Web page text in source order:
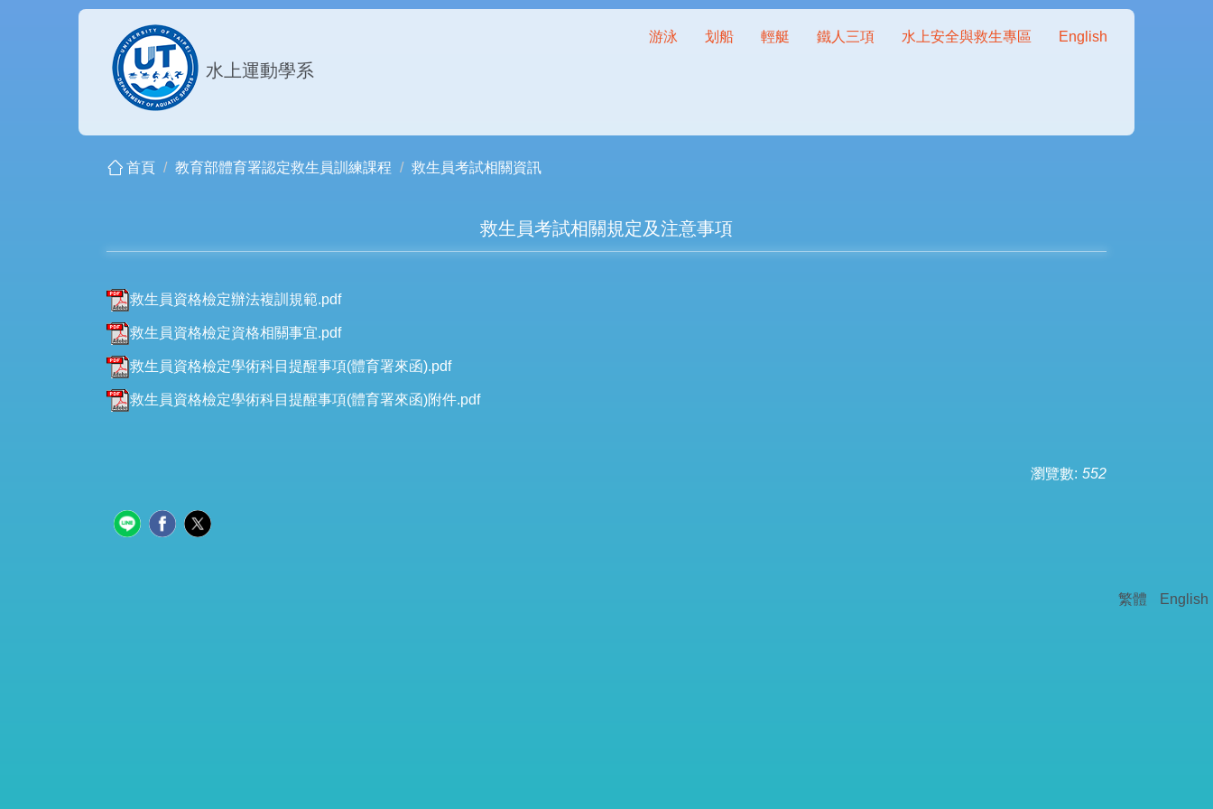
水上運動學系
游泳 划船 輕艇 鐵人三項 水上安全與救生專區 English
首頁 教育部體育署認定救生員訓練課程 救生員考試相關資訊
救生員考試相關規定及注意事項
救生員資格檢定辦法複訓規範.pdf
救生員資格檢定資格相關事宜.pdf
救生員資格檢定學術科目提醒事項(體育署來函).pdf
救生員資格檢定學術科目提醒事項(體育署來函)附件.pdf
瀏覽數: 552
繁體 English